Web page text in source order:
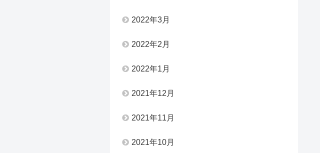
2022年3月
2022年2月
2022年1月
2021年12月
2021年11月
2021年10月